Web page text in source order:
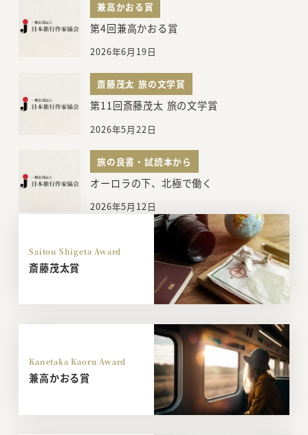
兼高かおる賞
第4回兼高かおる賞
2026年6月19日
斎藤茂太 旅の文学賞
第11回斎藤茂太 旅の文学賞
2026年5月22日
旅の良書・試読本から
オーロラの下、北極で働く
2026年5月12日
Saitou Shigeta Award
斎藤茂太賞
Kanetaka Kaoru Award
兼高かおる賞